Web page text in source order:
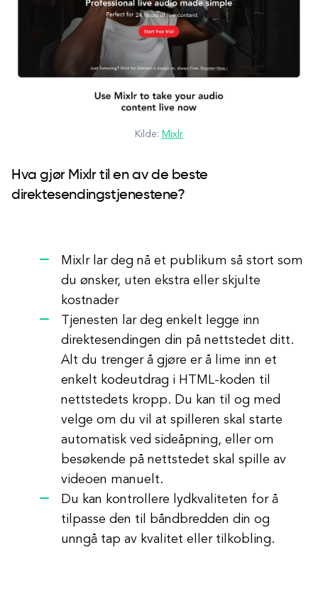
Kilde: Mixlr
Hva gjør Mixlr til en av de beste
direktesendingstjenestene?
Mixlr lar deg nå et publikum så stort som
du ønsker, uten ekstra eller skjulte
kostnader
Tjenesten lar deg enkelt legge inn
direktesendingen din på nettstedet ditt.
Alt du trenger å gjøre er å lime inn et
enkelt kodeutdrag i HTML-koden til
nettstedets kropp. Du kan til og med
velge om du vil at spilleren skal starte
automatisk ved sideåpning, eller om
besøkende på nettstedet skal spille av
videoen manuelt.
Du kan kontrollere lydkvaliteten for å
tilpasse den til båndbredden din og
unngå tap av kvalitet eller tilkobling.